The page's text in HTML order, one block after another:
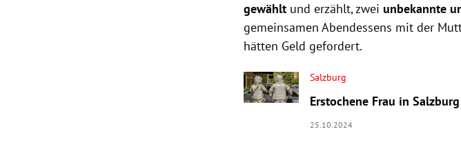
gewählt und erzählt, zwei unbekannte
gemeinsamen Abendessens mit der
hätten Geld gefordert.
Salzburg
Erstochene Frau in
25.10.2024